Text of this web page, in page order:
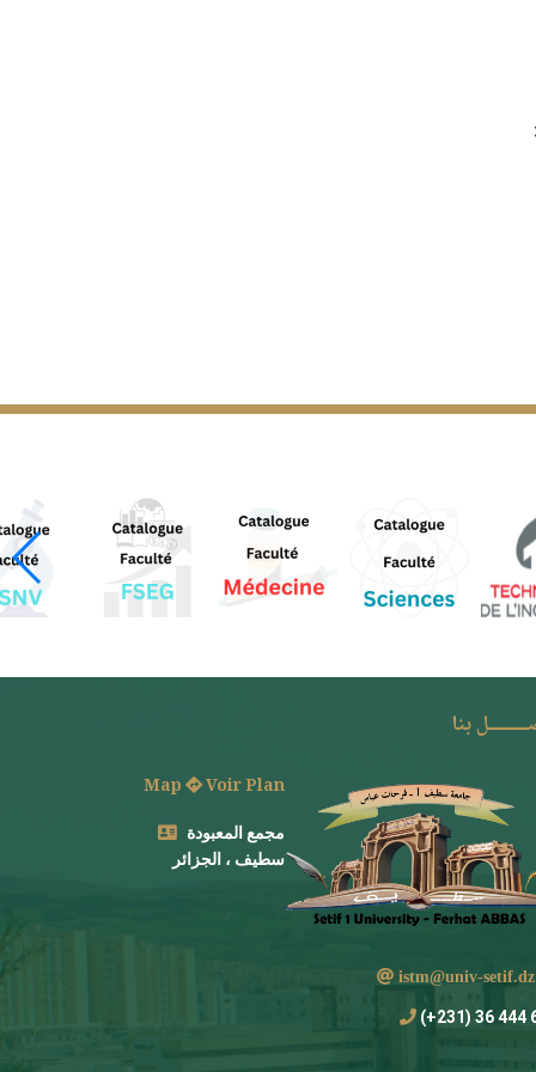
بنا
Map Voir Plan
مجمع المعبودة
سطيف ، الجزائر
istm@univ-